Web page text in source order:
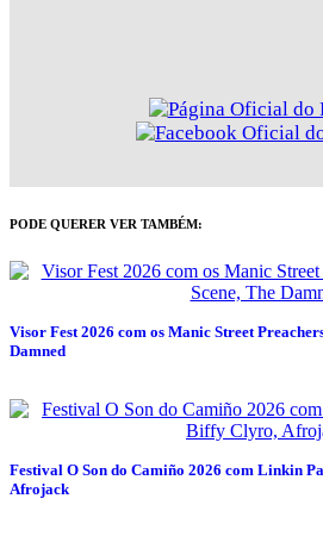
PODE QUERER VER TAMBÉM:
Visor Fest 2026 com os Manic Street
Damned
Festival O Son do Camiño 2026 com Linkin
Afrojack